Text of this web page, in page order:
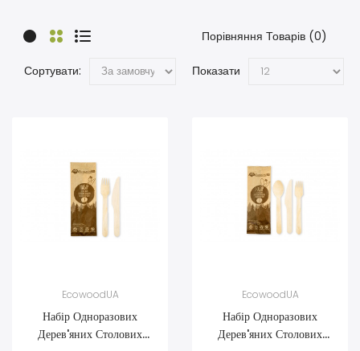
Порівняння Товарів (0)
Сортувати: Показати
EcowoodUA
Набір Одноразових
Дерев'яних Столових
EcowoodUA
Набір Одноразових
Дерев'яних Столових